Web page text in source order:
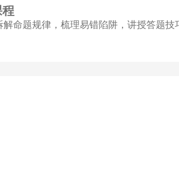
命题规律，梳理易错陷阱，讲授答题